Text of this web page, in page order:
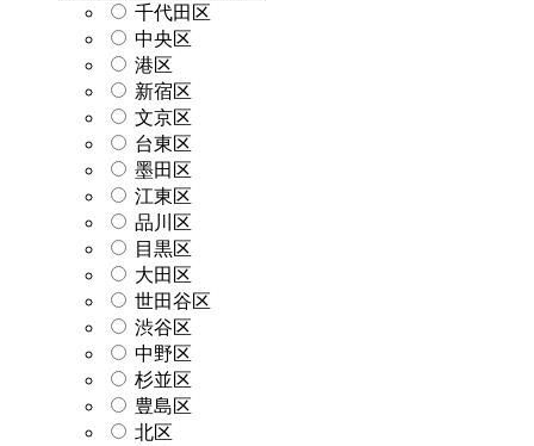
千代田区
中央区
港区
新宿区
文京区
台東区
墨田区
江東区
品川区
目黒区
大田区
世田谷区
渋谷区
中野区
杉並区
豊島区
北区